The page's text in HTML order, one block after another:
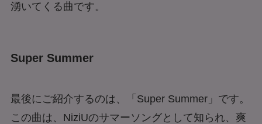
湧いてくる曲です。
Super Summer
最後にご紹介するのは、「Super Summer」です。
この曲は、NiziUのサマーソングとして知られ、爽